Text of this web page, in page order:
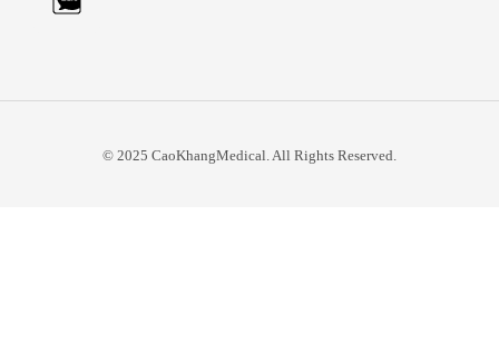
© 2025 CaoKhangMedical. All Rights Reserved.